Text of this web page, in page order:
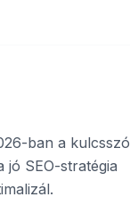
ban a kulcsszó
SEO-stratégia